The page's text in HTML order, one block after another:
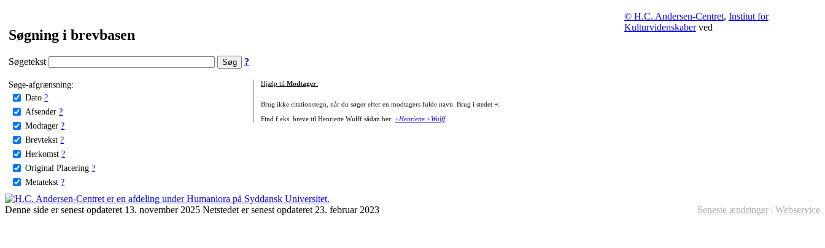
Søgning i brevbasen
Søgetekst ?
Søge-afgrænsning:
Dato ?
Afsender ?
Modtager ?
Brevtekst ?
Herkomst ?
Original Placering ?
Metatekst ?
Hjælp til Modtager:
Brug ikke citationstegn, når du søger efter en modtagers fulde navn. Brug i stedet +:
Find f.eks. breve til Henriette Wulff sådan her: +Henriette +Wulff.
© H.C. Andersen-Centret, Institut for
Kulturvidenskaberved
Denne side er senest opdateret 13. november 2025 Netstedet er senest opdateret 23. februar 2023 Seneste ændringer | Webservice